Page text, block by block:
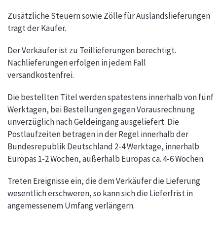
Zusätzliche Steuern sowie Zölle für Auslandslieferungen
trägt der Käufer.
Der Verkäufer ist zu Teillieferungen berechtigt.
Nachlieferungen erfolgen in jedem Fall
versandkostenfrei.
Die bestellten Titel werden spätestens innerhalb von fünf
Werktagen, bei Bestellungen gegen Vorausrechnung
unverzüglich nach Geldeingang ausgeliefert. Die
Postlaufzeiten betragen in der Regel innerhalb der
Bundesrepublik Deutschland 2-4 Werktage, innerhalb
Europas 1-2 Wochen, außerhalb Europas ca. 4-6 Wochen.
Treten Ereignisse ein, die dem Verkäufer die Lieferung
wesentlich erschweren, so kann sich die Lieferfrist in
angemessenem Umfang verlängern.